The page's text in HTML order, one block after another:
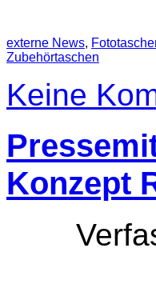
externe News,
Zubehörtaschen
Keine
Konzept